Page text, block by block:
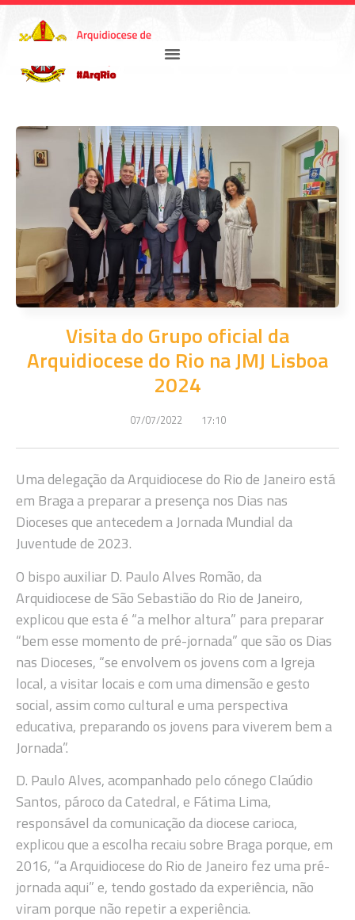
Visita do Grupo oficial da
Arquidiocese do Rio na JMJ Lisboa
2024
07/07/2022 17:10
Uma delegação da Arquidiocese do Rio de Janeiro está
em Braga a preparar a presença nos Dias nas
Dioceses que antecedem a Jornada Mundial da
Juventude de 2023.
O bispo auxiliar D. Paulo Alves Romão, da
Arquidiocese de São Sebastião do Rio de Janeiro,
explicou que esta é “a melhor altura” para preparar
“bem esse momento de pré-jornada” que são os Dias
nas Dioceses, “se envolvem os jovens com a Igreja
local, a visitar locais e com uma dimensão e gesto
social, assim como cultural e uma perspectiva
educativa, preparando os jovens para viverem bem a
Jornada”.
D. Paulo Alves, acompanhado pelo cónego Claúdio
Santos, pároco da Catedral, e Fátima Lima,
responsável da comunicação da diocese carioca,
explicou que a escolha recaiu sobre Braga porque, em
2016, “a Arquidiocese do Rio de Janeiro fez uma pré-
jornada aqui” e, tendo gostado da experiência, não
viram porque não repetir a experiência.